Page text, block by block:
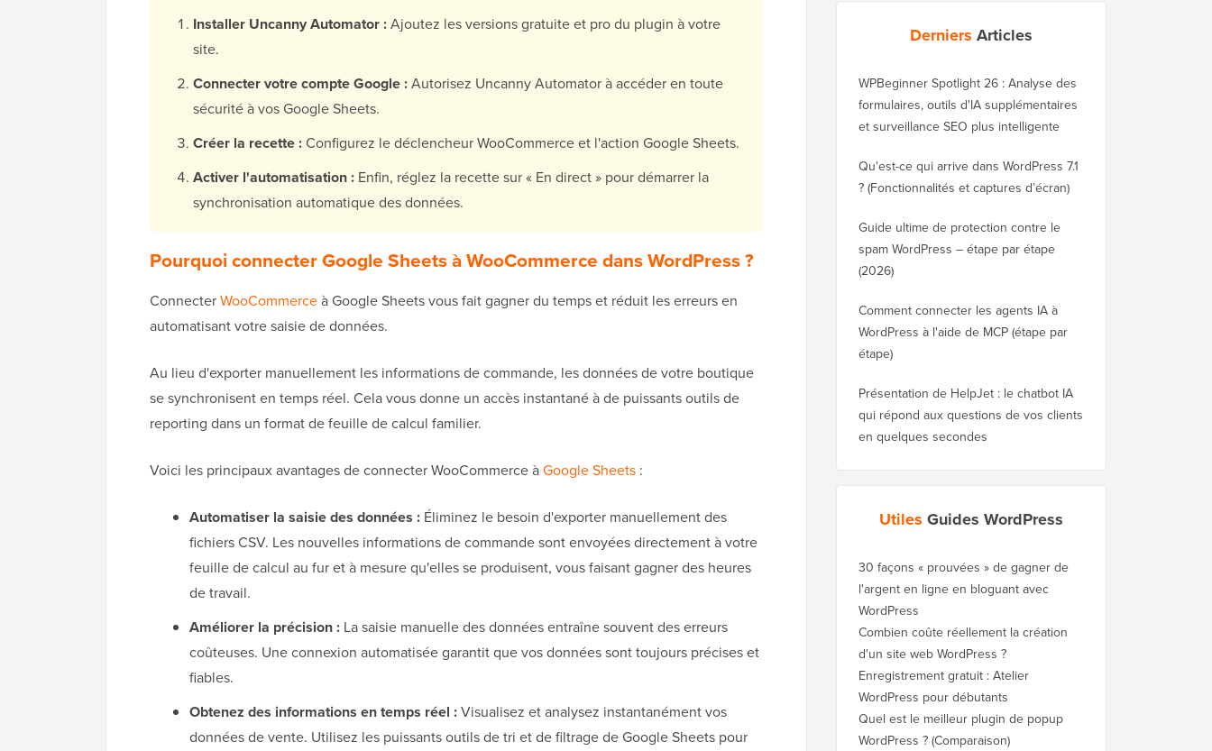
Installer Uncanny Automator :Ajoutez les versions gratuite et pro du plugin à votre
site.
Connecter votre compte Google :Autorisez Uncanny Automator à accéder en toute
sécurité à vos Google Sheets.
Créer la recette :Configurez le déclencheur WooCommerce et l'action Google Sheets.
Activer l'automatisation : Enfin, réglez la recette sur « En direct » pour démarrer la
synchronisation automatique des données.
Pourquoi connecter Google Sheets à WooCommerce dans WordPress ?
ConnecterWooCommerceà Google Sheets vous fait gagner du temps et réduit les erreurs en
automatisant votre saisie de données.
Au lieu d'exporter manuellement les informations de commande, les données de votre boutique
se synchronisent en temps réel. Cela vous donne un accès instantané à de puissants outils de
reporting dans un format de feuille de calcul familier.
Voici les principaux avantages de connecter WooCommerce àGoogle Sheets :
Automatiser la saisie des données : Éliminez le besoin d'exporter manuellement des
fichiers CSV. Les nouvelles informations de commande sont envoyées directement à votre
feuille de calcul au fur et à mesure qu'elles se produisent, vous faisant gagner des heures
de travail.
Améliorer la précision : La saisie manuelle des données entraîne souvent des erreurs
coûteuses. Une connexion automatisée garantit que vos données sont toujours précises et
fiables.
Obtenez des informations en temps réel :Visualisez et analysez instantanément vos
données de vente. Utilisez les puissants outils de tri et de filtrage de Google Sheets pour
Derniers Articles
WPBeginner Spotlight 26 : Analyse des
formulaires, outils d'IA supplémentaires
et surveillance SEO plus intelligente
Qu'est-ce qui arrive dans WordPress 7.1
? (Fonctionnalités et captures d’écran)
Guide ultime de protection contre le
spam WordPress – étape par étape
(2026)
Comment connecter les agents IA à
WordPress à l'aide de MCP (étape par
étape)
Présentation de HelpJet : le chatbot IA
qui répond aux questions de vos clients
en quelques secondes
Utiles Guides WordPress
30 façons « prouvées » de gagner de
l'argent en ligne en bloguant avec
WordPress
Combien coûte réellement la création
d'un site web WordPress ?
Enregistrement gratuit : Atelier
WordPress pour débutants
Quel est le meilleur plugin de popup
WordPress ? (Comparaison)